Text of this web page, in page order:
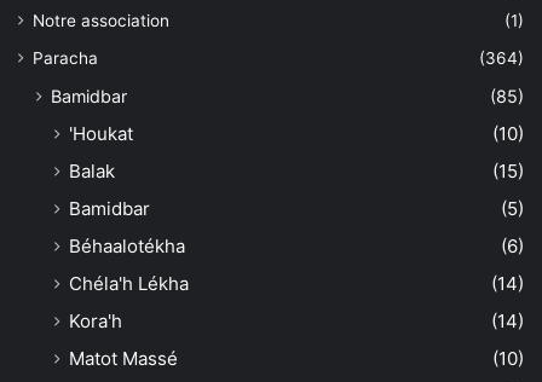
Notre association
(1)
Paracha
(364)
Bamidbar (85)
'Houkat
(10)
Balak
(15)
Bamidbar
(5)
Béhaalotékha
(6)
Chéla'h Lékha
(14)
Kora'h
(14)
Matot Massé
(10)